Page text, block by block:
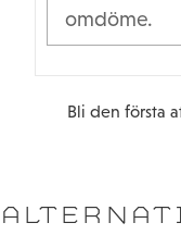
Bli den första